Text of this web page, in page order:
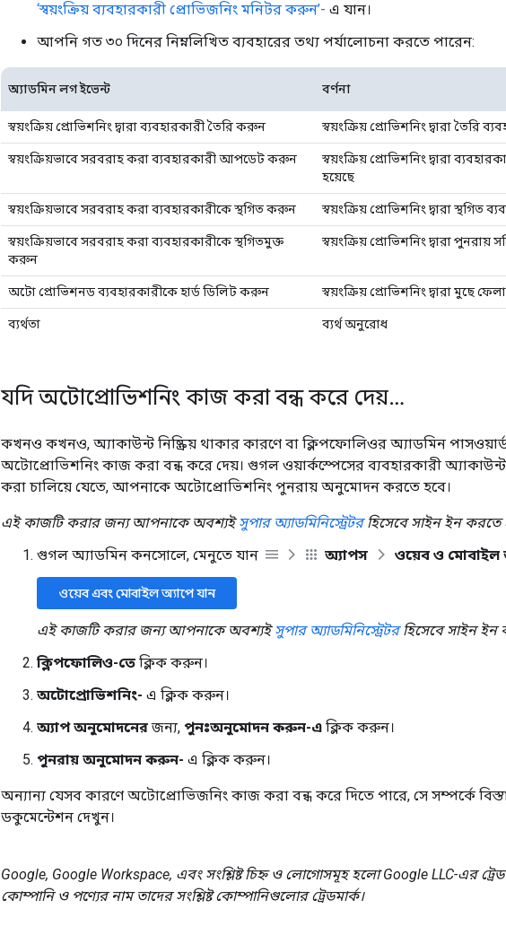
‘স্বয়ংক্রিয় ব্যবহারকারী প্রোভিজনিং মনিটর করুন’- এ যান।
আপনি গত ৩০ দিনের নিম্নলিখিত ব্যবহারের তথ্য পর্যালোচনা করতে পারেন:
অ্যাডমিন লগ ইভেন্ট বর্ণনা
স্বয়ংক্রিয় প্রোভিশনিং দ্বারা ব্যবহারকারী তৈরি করুন স্বয়ংক্রিয় প্রোভিশনিং দ্বারা তৈরি
স্বয়ংক্রিয়ভাবে সরবরাহ করা ব্যবহারকারী আপডেট করুন
স্বয়ংক্রিয় প্রোভিশনিং দ্বারা
হয়েছে
স্বয়ংক্রিয়ভাবে সরবরাহ করা ব্যবহারকারীকে স্থগিত করুন স্বয়ংক্রিয় প্রোভিশনিং দ্বারা স্থগিত
স্বয়ংক্রিয়ভাবে সরবরাহ করা ব্যবহারকারীকে স্থগিতমুক্ত
করুন
স্বয়ংক্রিয় প্রোভিশনিং দ্বারা পুনরায়
অটো প্রোভিশনড ব্যবহারকারীকে হার্ড ডিলিট করুন স্বয়ংক্রিয় প্রোভিশনিং দ্বারা মুছে
ব্যর্থতা ব্যর্থ অনুরোধ
যদি অটোপ্রোভিশনিং কাজ করা বন্ধ করে দেয়…
কখনও কখনও, অ্যাকাউন্ট নিষ্ক্রিয় থাকার কারণে বা ক্লিপফোলিওর অ্যাডমিন
অটোপ্রোভিশনিং কাজ করা বন্ধ করে দেয়। গুগল ওয়ার্কস্পেসের ব্যবহারকারী
করা চালিয়ে যেতে, আপনাকে অটোপ্রোভিশনিং পুনরায় অনুমোদন করতে হবে।
এই কাজটি করার জন্য আপনাকে অবশ্যইসুপার অ্যাডমিনিস্ট্রেটরহিসেবে সাইন ইন করতে
গুগল অ্যাডমিন কনসোলে, মেনুতে যান
অ্যাপস ওয়েব ও মোবাইল
ওয়েব এবং মোবাইল অ্যাপে যান
এই কাজটি করার জন্য আপনাকে অবশ্যইসুপার অ্যাডমিনিস্ট্রেটরহিসেবে সাইন ইন
ক্লিপফোলিও-তে ক্লিক করুন।
অটোপ্রোভিশনিং- এ ক্লিক করুন।
অ্যাপ অনুমোদনেরজন্য, পুনঃঅনুমোদন করুন-এ ক্লিক করুন।
পুনরায় অনুমোদন করুন- এ ক্লিক করুন।
অন্যান্য যেসব কারণে অটোপ্রোভিজনিং কাজ করা বন্ধ করে দিতে পারে, সে সম্পর্কে
ডকুমেন্টেশন দেখুন।
Google, Google Workspace, এবং সংশ্লিষ্ট চিহ্ন ও লোগোসমূহ হলো Google LLC-এর
কোম্পানি ও পণ্যের নাম তাদের সংশ্লিষ্ট কোম্পানিগুলোর ট্রেডমার্ক।